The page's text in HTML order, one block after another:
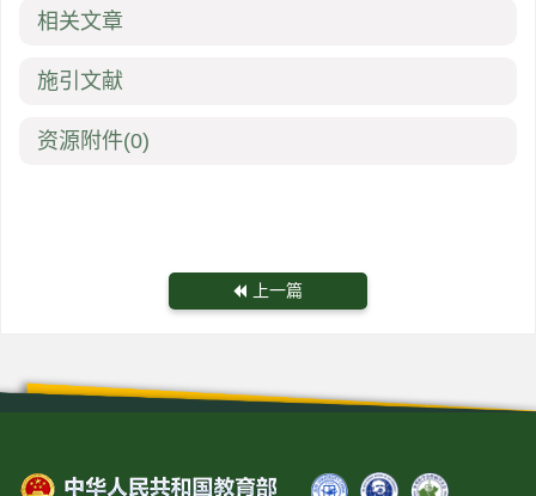
相关文章
施引文献
资源附件(0)
上一篇